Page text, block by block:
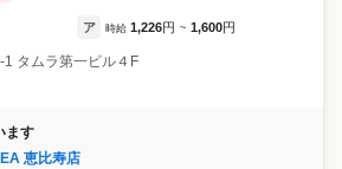
ア 時給 1,226円 ~ 1,600円
1 タムラ第一ビル４F
ます
恵比寿店